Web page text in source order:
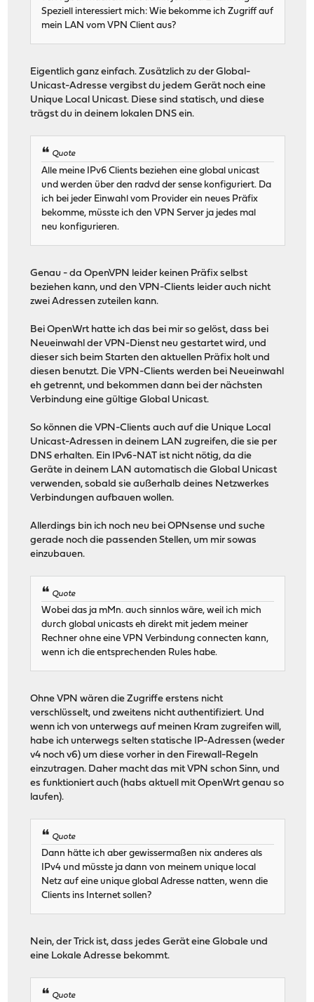
Speziell interessiert mich: Wie bekomme ich Zugriff auf
mein LAN vom VPN Client aus?
Eigentlich ganz einfach. Zusätzlich zu der Global-
Unicast-Adresse vergibst du jedem Gerät noch eine
Unique Local Unicast. Diese sind statisch, und diese
trägst du in deinem lokalen DNS ein.
Quote
Alle meine IPv6 Clients beziehen eine global unicast
und werden über den radvd der sense konfiguriert. Da
ich bei jeder Einwahl vom Provider ein neues Präfix
bekomme, müsste ich den VPN Server ja jedes mal
neu konfigurieren.
Genau - da OpenVPN leider keinen Präfix selbst
beziehen kann, und den VPN-Clients leider auch nicht
zwei Adressen zuteilen kann.
Bei OpenWrt hatte ich das bei mir so gelöst, dass bei
Neueinwahl der VPN-Dienst neu gestartet wird, und
dieser sich beim Starten den aktuellen Präfix holt und
diesen benutzt. Die VPN-Clients werden bei Neueinwahl
eh getrennt, und bekommen dann bei der nächsten
Verbindung eine gültige Global Unicast.
So können die VPN-Clients auch auf die Unique Local
Unicast-Adressen in deinem LAN zugreifen, die sie per
DNS erhalten. Ein IPv6-NAT ist nicht nötig, da die
Geräte in deinem LAN automatisch die Global Unicast
verwenden, sobald sie außerhalb deines Netzwerkes
Verbindungen aufbauen wollen.
Allerdings bin ich noch neu bei OPNsense und suche
gerade noch die passenden Stellen, um mir sowas
einzubauen.
Quote
Wobei das ja mMn. auch sinnlos wäre, weil ich mich
durch global unicasts eh direkt mit jedem meiner
Rechner ohne eine VPN Verbindung connecten kann,
wenn ich die entsprechenden Rules habe.
Ohne VPN wären die Zugriffe erstens nicht
verschlüsselt, und zweitens nicht authentifiziert. Und
wenn ich von unterwegs auf meinen Kram zugreifen will,
habe ich unterwegs selten statische IP-Adressen (weder
v4 noch v6) um diese vorher in den Firewall-Regeln
einzutragen. Daher macht das mit VPN schon Sinn, und
es funktioniert auch (habs aktuell mit OpenWrt genau so
laufen).
Quote
Dann hätte ich aber gewissermaßen nix anderes als
IPv4 und müsste ja dann von meinem unique local
Netz auf eine unique global Adresse natten, wenn die
Clients ins Internet sollen?
Nein, der Trick ist, dass jedes Gerät eine Globale und
eine Lokale Adresse bekommt.
Quote